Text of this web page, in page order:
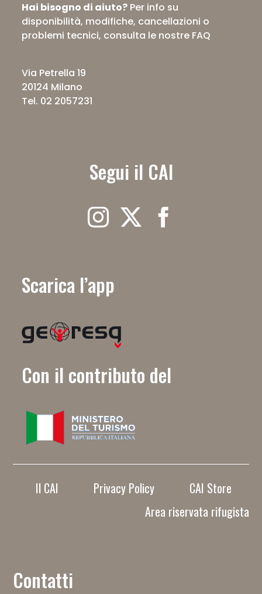
Hai bisogno di aiuto? Per info su
disponibilità, modifiche, cancellazioni o
problemi tecnici, consulta le nostre FAQ
Via Petrella 19
20124 Milano
Tel. 02 2057231
Segui il CAI
Scarica l’app
Con il contributo del
Il CAI Privacy Policy
CAI Store
Area riservata rifugista
Contatti